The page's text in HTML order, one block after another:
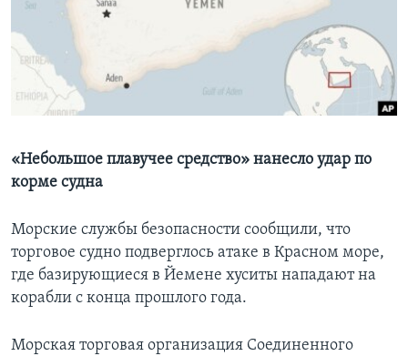
Learning English
СОЦИАЛЬНЫЕ СЕТИ
Языки
«Небольшое плавучее средство» нанесло удар по
корме судна
Морские службы безопасности сообщили, что
торговое судно подверглось атаке в Красном море,
где базирующиеся в Йемене хуситы нападают на
корабли с конца прошлого года.
Морская торговая организация Соединенного